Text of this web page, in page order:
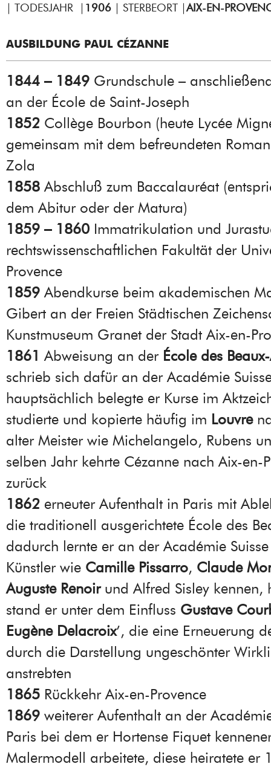
| TODESJAHR | 1906 | STERBEORT |AIX-EN-
AUSBILDUNG PAUL CÉZANNE
1844 – 1849 Grundschule –
an der École de Saint-Joseph
1852 Collège Bourbon (heute Lycée
gemeinsam mit dem befreundeten
Zola
1858 Abschluß zum Baccalauréat
dem Abitur oder der Matura)
1859 – 1860 Immatrikulation und
rechtswissenschaftlichen Fakultät der
Provence
1859 Abendkurse beim akademischen
Gibert an der Freien Städtischen
Kunstmuseum Granet der Stadt Aix-en-
1861 Abweisung an der École des
schrieb sich dafür an der Académie
hauptsächlich belegte er Kurse im
studierte und kopierte häufig im Louvre
alter Meister wie Michelangelo, Rubens
selben Jahr kehrte Cézanne nach Aix-en-
zurück
1862 erneuter Aufenthalt in Paris mit
die traditionell ausgerichtete École des
dadurch lernte er an der Académie
Künstler wie Camille Pissarro, Claude
Auguste Renoirund Alfred Sisley kennen,
stand er unter dem Einfluss Gustave
Eugène Delacroix’, die eine Erneuerung
durch die Darstellung ungeschönter
anstrebten
1865 Rückkehr Aix-en-Provence
1869 weiterer Aufenthalt an der
Paris bei dem er Hortense Fiquet
Malermodell arbeitete, diese heiratete er